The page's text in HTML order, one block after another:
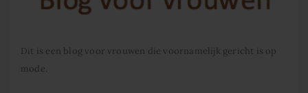
Dit is een blog voor vrouwen die voornamelijk gericht is op
mode.